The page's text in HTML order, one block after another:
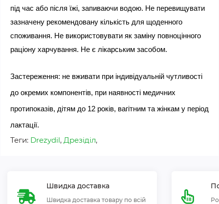
під час або після їжі, запиваючи водою. Не перевищувати
зазначену рекомендовану кількість для щоденного
споживання. Не використовувати як заміну повноцінного
раціону харчування. Не є лікарським засобом.
Застереження: не вживати при індивідуальній чутливості
до окремих компонентів, при наявності медичних
протипоказів, дітям до 12 років, вагітним та жінкам у період
лактації.
Теги: Drezydil, Дрезіділ,
Швидка доставка
Швидка доставка товару по всій